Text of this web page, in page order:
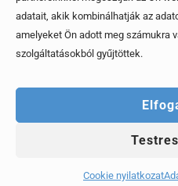
adatait, akik kombinálhatják az
amelyeket Ön adott meg számukra
szolgáltatásokból gyűjtöttek.
Cookie nyilatkozat
Érdekel, elolvasom